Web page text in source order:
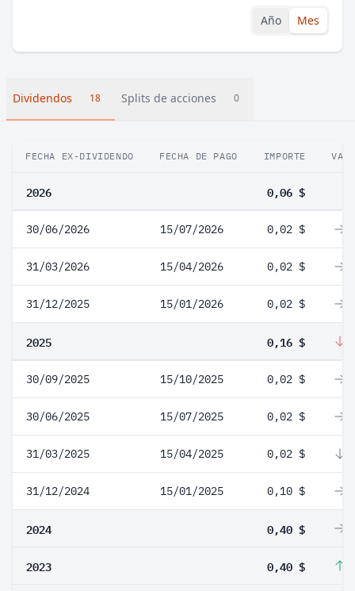
Año Mes
Dividendos 18 Splits de acciones 0
FECHA EX-DIVIDENDO FECHA DE PAGO IMPORTE
2026 0,06 $
30/06/2026 15/07/2026 0,02 $
31/03/2026 15/04/2026 0,02 $
31/12/2025 15/01/2026 0,02 $
2025 0,16 $
30/09/2025 15/10/2025 0,02 $
30/06/2025 15/07/2025 0,02 $
31/03/2025 15/04/2025 0,02 $
31/12/2024 15/01/2025 0,10 $
2024 0,40 $
2023 0,40 $